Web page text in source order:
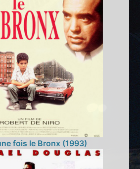
fois le Bronx (1993)